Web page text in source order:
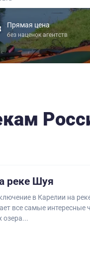
Прямая цена
без наценок агентств
реке Шуя
в Карелии на
все самые интересные
озера...